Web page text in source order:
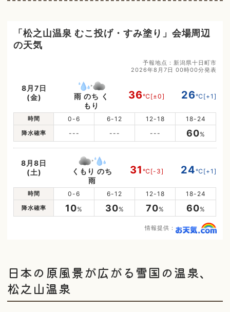
「松之山温泉 むこ投げ・すみ塗り」会場周辺
の天気
予報地点：新潟県十日町市
2026年8月7日 00時00分発表
8月7日
(金)
雨 のち く
もり
36℃[±0] 26℃[+1]
時間 0-6 6-12 12-18 18-24
降水確率 --- --- --- 60%
8月8日
(土)
くもり のち
雨
31 ℃[-3] 24℃[+1]
時間 0-6 6-12 12-18 18-24
降水確率 10% 30% 70% 60%
情報提供：
日本の原風景が広がる雪国の温泉、
松之山温泉